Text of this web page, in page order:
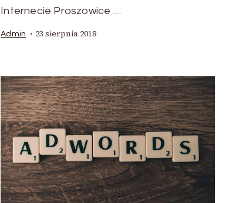
Internecie Proszowice …
Admin 23 sierpnia 2018